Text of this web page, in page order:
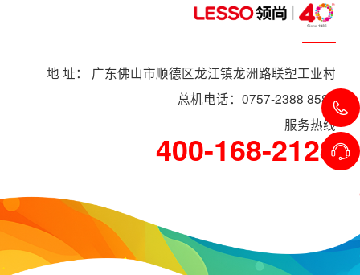
地 址： 广东佛山市顺德区龙江镇龙洲路联塑工业村
总机电话：0757-2388 8588
服务热线
400-168-2128